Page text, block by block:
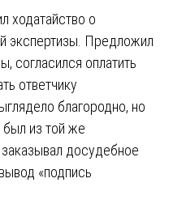
ходатайство о
экспертизы. Предложил
согласился оплатить
ответчику
благородно, но
был из той же
досудебное
«подпись